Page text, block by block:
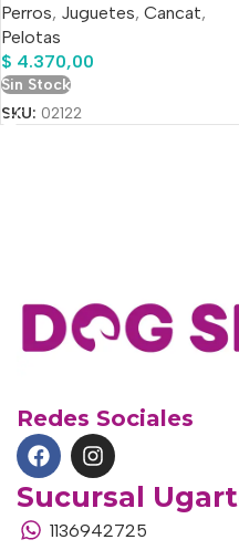
Perros, Juguetes, Cancat,
Pelotas
$ 4.370,00
Sin Stock
SKU: 02122
Redes Sociales
Sucursal
1136942725